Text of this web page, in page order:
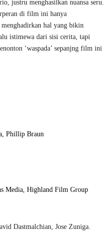
justru menghasilkan nuansa seru.
di film ini hanya
menghadirkan hal yang bikin
istimewa dari sisi cerita, tapi
‘waspada’ sepanjng film ini
Phillip Braun
Media, Highland Film Group
Dastmalchian, Jose Zuniga.